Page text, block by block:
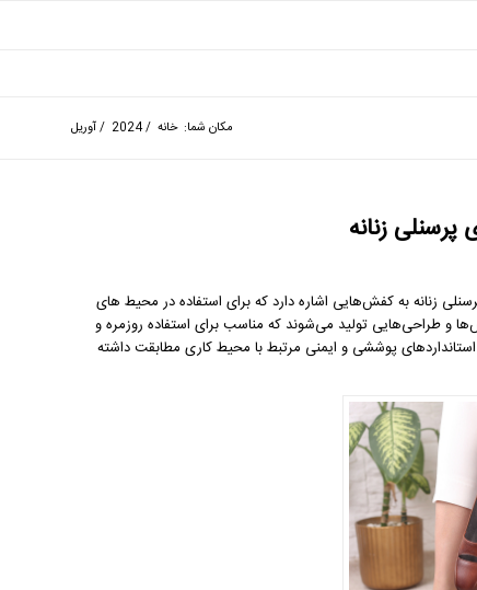
مکان شما: خانه /
2024
/آوریل
زنانه
زنانه به کفش‌هایی اشاره دارد که برای استفاده در محیط‌ های
و طراحی‌هایی تولید می‌شوند که مناسب برای استفاده روزمره و
پوششی و ایمنی مرتبط با محیط کاری مطابقت داشته